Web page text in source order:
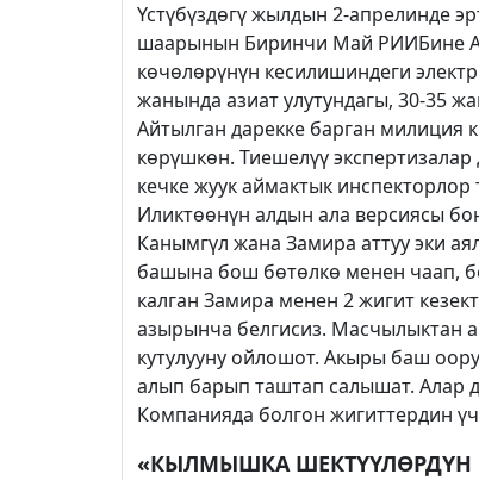
Үстүбүздөгү жылдын 2-апрелинде
шаарынын Биринчи Май РИИБине
көчөлөрүнүн кесилишиндеги
жанында азиат улутундагы, 30-35
Айтылган дарекке барган
көрүшкөн. Тиешелүү
кечке жуук аймактык
Иликтөөнүн алдын ала версиясы
Канымгүл жана Замира аттуу эки
башына бош бөтөлкө менен чаап,
калган Замира менен 2 жигит
азырынча белгисиз. Масчылыктан
кутулууну ойлошот. Акыры баш
алып барып таштап салышат. Алар
Компанияда болгон жигиттердин
«КЫЛМЫШКА ШЕКТҮҮЛӨРДҮН